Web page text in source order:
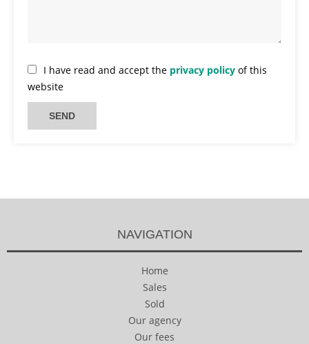
I have read and accept the privacy policy of this
website
SEND
NAVIGATION
Home
Sales
Sold
Our agency
Our fees